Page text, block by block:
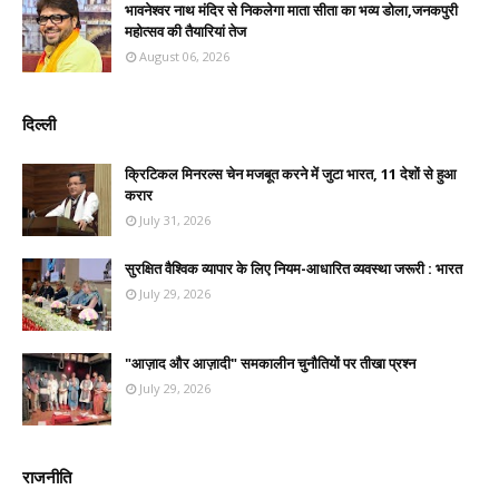
भावनेश्वर नाथ मंदिर से निकलेगा माता सीता का भव्य डोला,जनकपुरी
महोत्सव की तैयारियां तेज
August 06, 2026
दिल्ली
क्रिटिकल मिनरल्स चेन मजबूत करने में जुटा भारत, 11 देशों से हुआ
करार
July 31, 2026
सुरक्षित वैश्विक व्यापार के लिए नियम-आधारित व्यवस्था जरूरी : भारत
July 29, 2026
"आज़ाद और आज़ादी" समकालीन चुनौतियों पर तीखा प्रश्न
July 29, 2026
राजनीति